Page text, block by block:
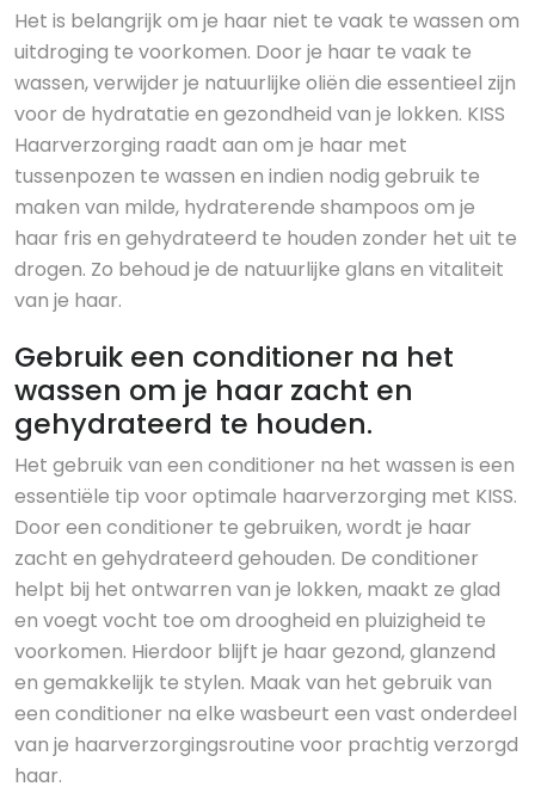
Het is belangrijk om je haar niet te vaak te wassen om
uitdroging te voorkomen. Door je haar te vaak te
wassen, verwijder je natuurlijke oliën die essentieel zijn
voor de hydratatie en gezondheid van je lokken. KISS
Haarverzorging raadt aan om je haar met
tussenpozen te wassen en indien nodig gebruik te
maken van milde, hydraterende shampoos om je
haar fris en gehydrateerd te houden zonder het uit te
drogen. Zo behoud je de natuurlijke glans en vitaliteit
van je haar.
Gebruik een conditioner na het
wassen om je haar zacht en
gehydrateerd te houden.
Het gebruik van een conditioner na het wassen is een
essentiële tip voor optimale haarverzorging met KISS.
Door een conditioner te gebruiken, wordt je haar
zacht en gehydrateerd gehouden. De conditioner
helpt bij het ontwarren van je lokken, maakt ze glad
en voegt vocht toe om droogheid en pluizigheid te
voorkomen. Hierdoor blijft je haar gezond, glanzend
en gemakkelijk te stylen. Maak van het gebruik van
een conditioner na elke wasbeurt een vast onderdeel
van je haarverzorgingsroutine voor prachtig verzorgd
haar.